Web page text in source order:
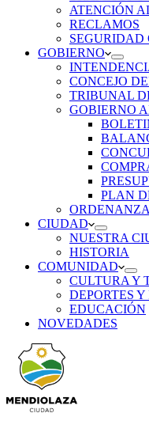
ATENCIÓN
RECLAMOS
GOBIERNO
CONCEJO
TRIBUNAL
GOBIERNO
PLAN
CIUDAD
NUESTRA
HISTORIA
COMUNIDAD
CULTURA Y
DEPORTES
EDUCACIÓN
NOVEDADES